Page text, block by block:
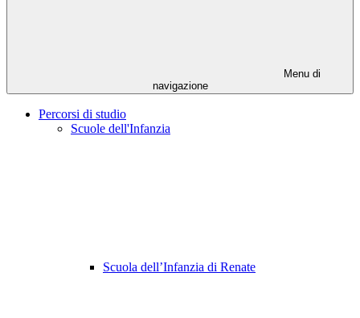
Menu di
navigazione
Percorsi di studio
Scuole dell'Infanzia
Scuola dell’Infanzia di Renate